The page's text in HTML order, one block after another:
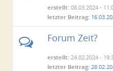
erstellt: 08.03.2024 -
letzter Beitrag:
Forum Zeit?
erstellt: 24.02.2024 -
letzter Beitrag: